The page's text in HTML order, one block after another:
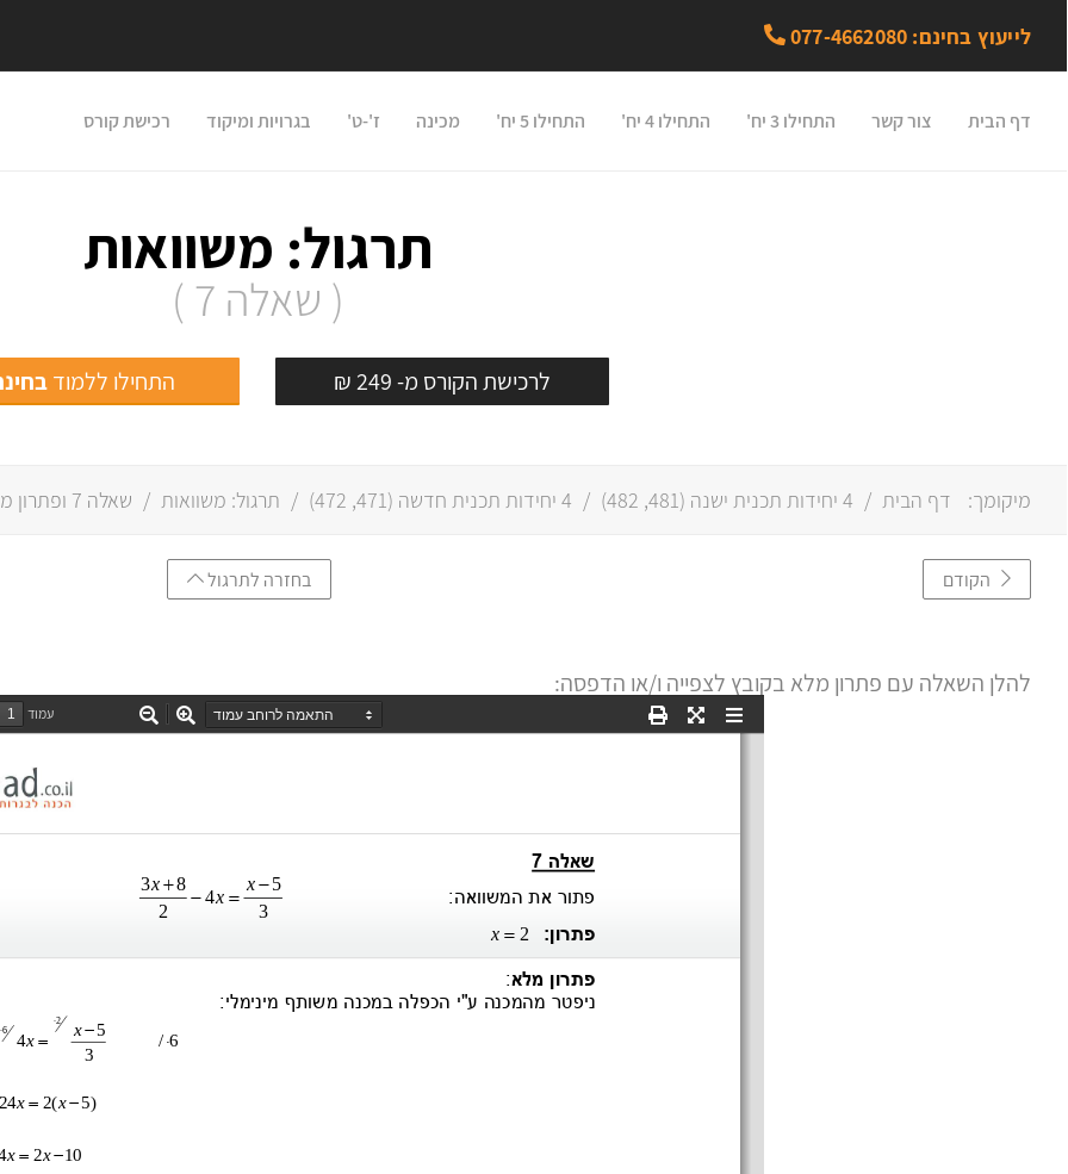
לייעוץ בחינם: 077-4662080
דף הבית צור קשר התחילו 3 יח' התחילו 4 יח' התחילו 5 יח' מכינה ז'-ט' בגרויות ומיקוד רכישת קורס
תרגול: משוואות
( שאלה 7 )
לרכישת הקורס מ- 249 ₪ התחילו ללמוד
מיקומך: דף הבית / 4 יחידות תכנית ישנה ( 481
,
482
)
/ 4 יחידות תכנית חדשה ( 471
,
472
)
/ תרגול: משוואות / שאלה 7 ופתרון מלא
הקודם בחזרה לתרגול
להלן השאלה עם פתרון מלא בקובץ לצפייה ו/או הדפסה: